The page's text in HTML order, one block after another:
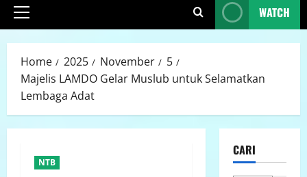
WATCH
Home 2025 November
5
Majelis LAMDO Gelar Muslub untuk Selamatkan
Lembaga Adat
NTB
CARI